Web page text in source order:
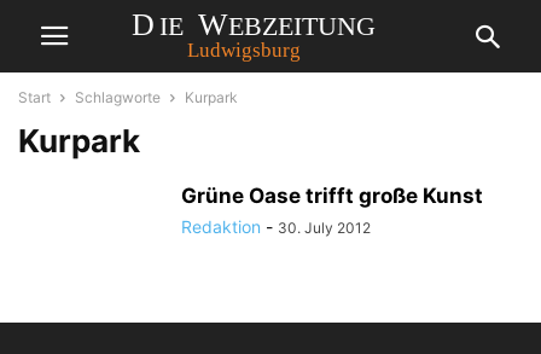
Start Schlagworte Kurpark
Kurpark
Grüne Oase trifft große Kunst
Redaktion - 30. July 2012